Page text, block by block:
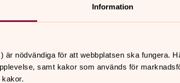
Information
är nödvändiga för att webbplatsen ska fungera.
samt kakor som används för
offer som är